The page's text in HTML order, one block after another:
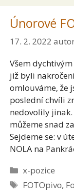
Únorové
17. 2. 2022
Všem
již byli
omlouváme, že
poslední chvíli
nedovolily
můžeme snad
Sejdeme se: v
NOLA na
Rubriky
x-pozice
Štítky
FOTOpivo,